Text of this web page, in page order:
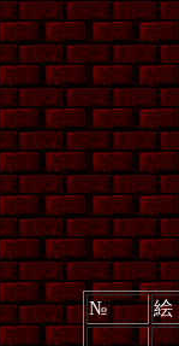
№ 絵